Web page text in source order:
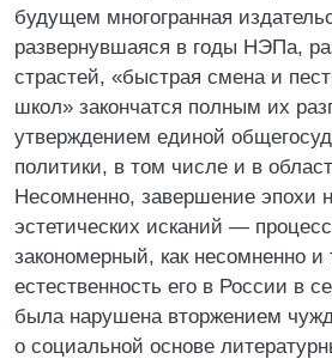
будущем многогранная
развернувшаяся в годы НЭПа,
страстей, «быстрая смена и
школ» закончатся полным их
утверждением единой
политики, в том числе и в
Несомненно, завершение эпохи
эстетических исканий —
закономерный, как несомненно и
естественность его в России в
была нарушена вторжением
о социальной основе